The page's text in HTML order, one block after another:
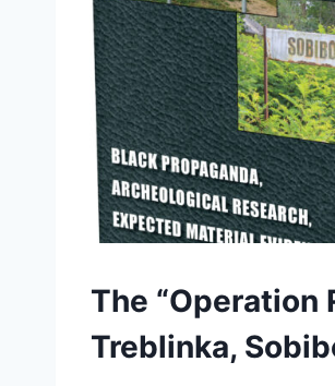
The “Operation
Treblinka,